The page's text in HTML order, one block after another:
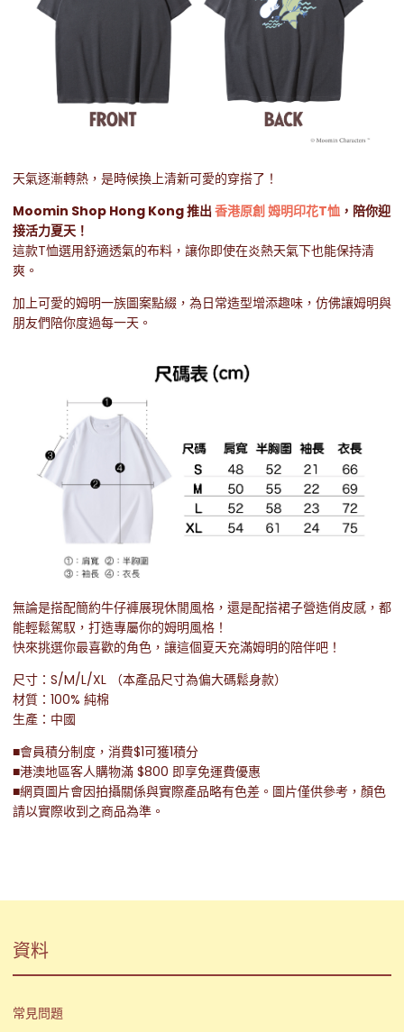
天氣逐漸轉熱，是時候換上清新可愛的穿搭了！
Moomin Shop Hong Kong 推出 香港原創 姆明印花T恤 ，陪你迎
接活力夏天！
這款T恤選用舒適透氣的布料，讓你即使在炎熱天氣下也能保持清
爽。
加上可愛的姆明一族圖案點綴，為日常造型增添趣味，仿佛讓姆明與
朋友們陪你度過每一天。
無論是搭配簡約牛仔褲展現休閒風格，還是配搭裙子營造俏皮感，都
能輕鬆駕馭，打造專屬你的姆明風格！
快來挑選你最喜歡的角色，讓這個夏天充滿姆明的陪伴吧！
尺寸：S/M/L/XL （本產品尺寸為偏大碼鬆身款）
材質：100% 純棉
生產：中國
■會員積分制度，消費$1可獲1積分
■港澳地區客人購物滿 $800 即享免運費優惠
■網頁圖片會因拍攝關係與實際產品略有色差。圖片僅供參考，顏色
請以實際收到之商品為準。
資料
常見問題